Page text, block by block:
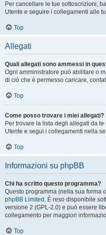
Per cancellare le tue sottoscrizioni,
Utente e seguire i collegamenti alle
Top
Allegati
Quali allegati sono ammessi in
Ogni amministratore può abilitare o
di ciò che è permesso caricare,
Top
Come posso trovare i miei allegati?
Per trovare la lista degli allegati da
Utente e segui i collegamenti nella
Top
Informazioni su phpBB
Chi ha scritto questo programma?
Questo programma (nella sua forma
phpBB Limited . È reso disponibile
versione 2 (GPL-2.0) e può essere
collegamento per maggiori
Top